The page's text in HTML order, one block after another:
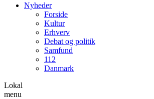
Nyheder
Forside
Kultur
Erhverv
Debat og politik
Samfund
112
Danmark
Lokal
menu